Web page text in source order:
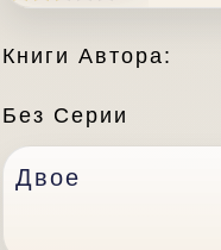
Книги Автора:
Без Серии
Двое